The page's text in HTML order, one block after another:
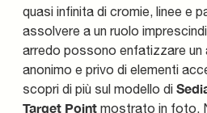
quasi infinita di cromie, linee e
assolvere a un ruolo
arredo possono enfatizzare un
anonimo e privo di elementi
scopri di più sul modello di
Target Point mostrato in foto.